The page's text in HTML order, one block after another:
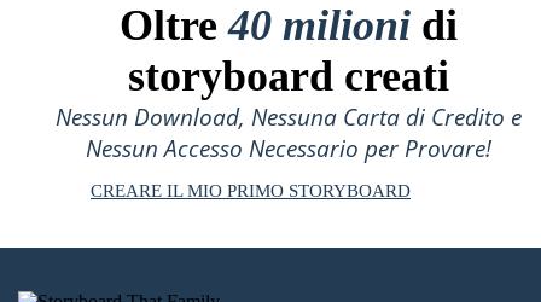
Oltre40 milioni di
storyboard creati
Nessun Download, Nessuna Carta di Credito e
Nessun Accesso Necessario per Provare!
CREARE IL MIO PRIMO STORYBOARD